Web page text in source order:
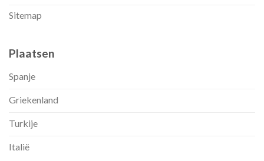
Sitemap
Plaatsen
Spanje
Griekenland
Turkije
Italië